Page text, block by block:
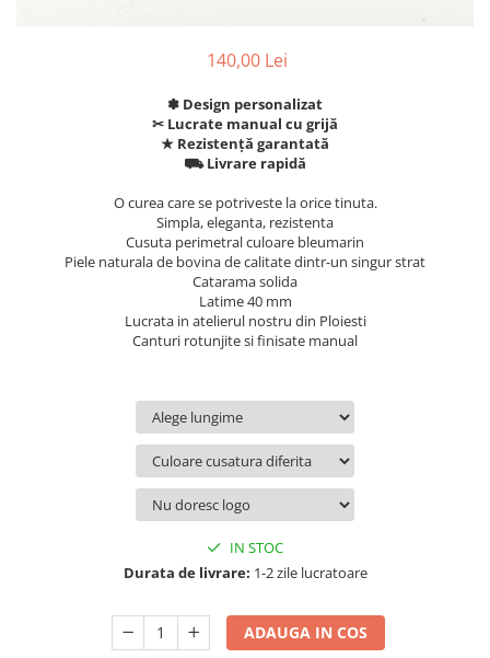
140,00 Lei
✽ Design personalizat
✂︎ Lucrate manual cu grijă
★ Rezistență garantată
⛟ Livrare rapidă
O curea care se potriveste la orice tinuta.
Simpla, eleganta, rezistenta
Cusuta perimetral culoare bleumarin
Piele naturala de bovina de calitate dintr-un singur strat
Catarama solida
Latime 40 mm
Lucrata in atelierul nostru din Ploiesti
Canturi rotunjite si finisate manual
IN STOC
Durata de livrare: 1-2 zile lucratoare
ADAUGA IN COS